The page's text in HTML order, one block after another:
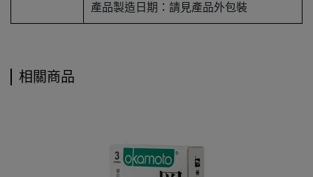
產品製造日期：請見產品外包裝
相關商品